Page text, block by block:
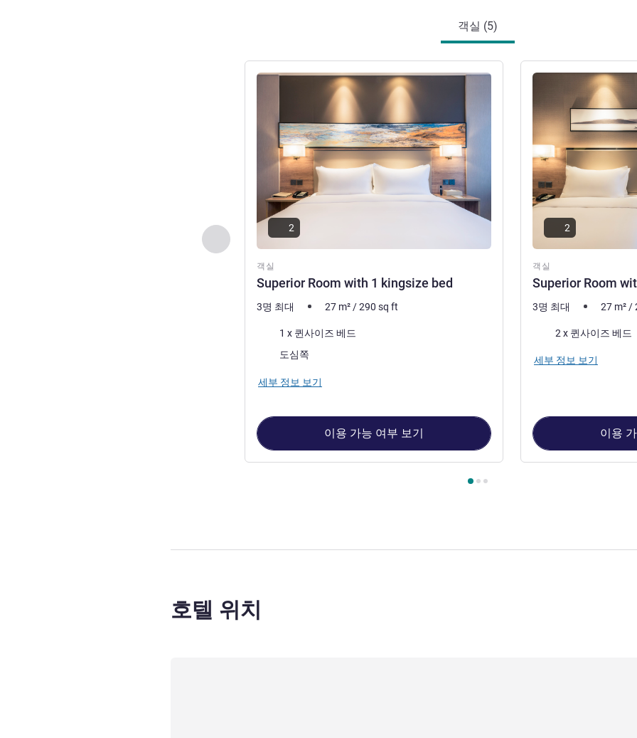
객실 (5)
이전 - 객실
객실
Superior Room with 1 kingsize bed
세부 정보 보기
2
3명 최대 27 m² /290 sq ft
1 x 퀸사이즈 베드
도심쪽
세부 정보 보기
이용 가능 여부 보기
객실
Superior Room
세부 정보 보기
2
3명 최대 27 m² /
2 x 퀸사이즈 베드
세부 정보 보기
이용
호텔 위치